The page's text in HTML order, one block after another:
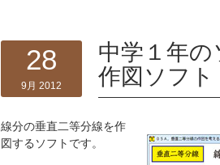
28
9月 2012
中学１年
作図ソフト
線分の垂直二等分線を作
図するソフトです。